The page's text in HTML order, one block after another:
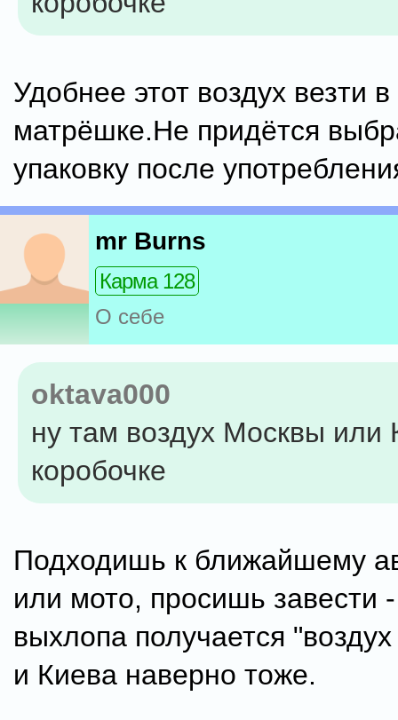
Удобнее этот воздух везти в
матрёшке.Не придётся
упаковку после
mr Burns
Карма 128
О себе
oktava000
ну там воздух Москвы или
коробочке
Подходишь к ближайшему
или мото, просишь завести
выхлопа получается
и Киева наверно тоже.